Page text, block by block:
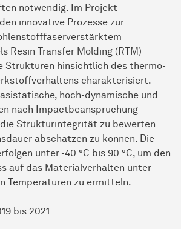
notwendig. Im Projekt
innovative Prozesse zur
Resin Transfer Molding (RTM)
Strukturen hinsichtlich des thermo-
charakterisiert.
hoch-dynamische und
nach Impactbeanspruchung
Strukturintegrität zu bewerten
abschätzen zu können. Die
unter -40 °C bis 90 °C, um den
auf das Materialverhalten unter
Temperaturen zu ermitteln.
bis 2021